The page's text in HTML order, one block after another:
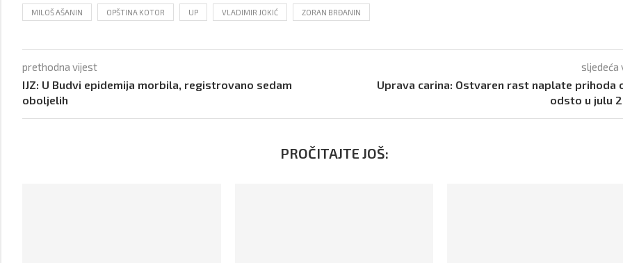
MILOŠ AŠANIN OPŠTINA KOTOR UP VLADIMIR JOKIĆ ZORAN BRĐANIN
prethodna vijest
IJZ: U Budvi epidemija morbila, registrovano sedam
oboljelih
sljedeća
Uprava carina: Ostvaren rast naplate prihoda
odsto u julu
PROČITAJTE JOŠ: